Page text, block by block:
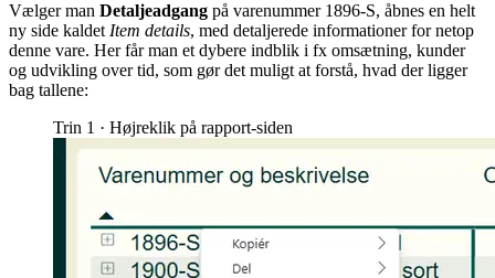
Vælger man Detaljeadgang på varenummer 1896-S, åbnes en helt
ny side kaldet Item details, med detaljerede informationer for netop
denne vare. Her får man et dybere indblik i fx omsætning, kunder
og udvikling over tid, som gør det muligt at forstå, hvad der ligger
bag tallene:
Trin 1 · Højreklik på rapport-siden